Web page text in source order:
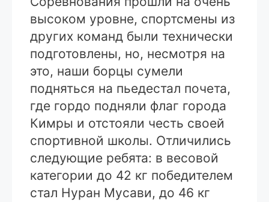
высоком уровне, спортсмены из
других команд были технически
подготовлены, но, несмотря на
это, наши борцы сумели
подняться на пьедестал почета,
где гордо подняли флаг города
Кимры и отстояли честь своей
спортивной школы. Отличились
следующие ребята: в весовой
категории до 42 кг победителем
стал Нуран Мусави, до 46 кг